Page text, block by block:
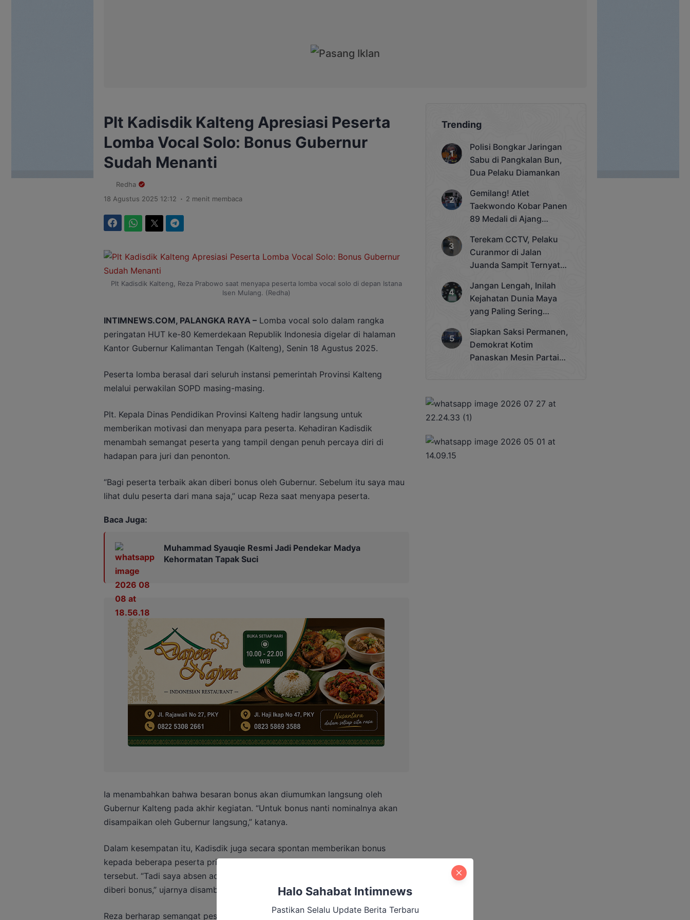
Plt Kadisdik Kalteng Apresiasi Peserta
Lomba Vocal Solo: Bonus Gubernur
Sudah Menanti
Redha
18 Agustus 2025 12:12 . 2 menit membaca
Plt Kadisdik Kalteng, Reza Prabowo saat menyapa peserta lomba vocal solo di depan Istana
Isen Mulang. (Redha)
INTIMNEWS.COM, PALANGKA RAYA –Lomba vocal solo dalam rangka
peringatan HUT ke-80 Kemerdekaan Republik Indonesia digelar di halaman
Kantor Gubernur Kalimantan Tengah (Kalteng), Senin 18 Agustus 2025.
Peserta lomba berasal dari seluruh instansi pemerintah Provinsi Kalteng
melalui perwakilan SOPD masing-masing.
Plt. Kepala Dinas Pendidikan Provinsi Kalteng hadir langsung untuk
memberikan motivasi dan menyapa para peserta. Kehadiran Kadisdik
menambah semangat peserta yang tampil dengan penuh percaya diri di
hadapan para juri dan penonton.
“Bagi peserta terbaik akan diberi bonus oleh Gubernur. Sebelum itu saya mau
lihat dulu peserta dari mana saja,” ucap Reza saat menyapa peserta.
Baca Juga:
Muhammad Syauqie Resmi Jadi Pendekar Madya
Kehormatan Tapak Suci
Ia menambahkan bahwa besaran bonus akan diumumkan langsung oleh
Gubernur Kalteng pada akhir kegiatan. “Untuk bonus nanti nominalnya akan
disampaikan oleh Gubernur langsung,” katanya.
Dalam kesempatan itu, Kadisdik juga secara spontan memberikan bonus
kepada beberapa peserta pria yang ikut serta dalam lomba vocal solo
tersebut. “Tadi saya absen ada beberapa orang bapak-bapak, ya ini langsung
diberi bonus,” ujarnya disambut tepuk tangan peserta lain.
Reza berharap semangat peserta tidak luntur hingga akhir penampilan. Ia
Trending
Polisi Bongkar Jaringan
Sabu di Pangkalan Bun,
Dua Pelaku Diamankan
Gemilang! Atlet
Taekwondo Kobar Panen
89 Medali di Ajang
Cup 2025
Terekam CCTV, Pelaku
Curanmor di Jalan
Juanda Sampit Ternyata
Jangan Lengah, Inilah
Kejahatan Dunia Maya
yang Paling Sering
Siapkan Saksi Permanen,
Demokrat Kotim
Panaskan Mesin Partai
Halo Sahabat Intimnews
Pastikan Selalu Update Berita Terbaru